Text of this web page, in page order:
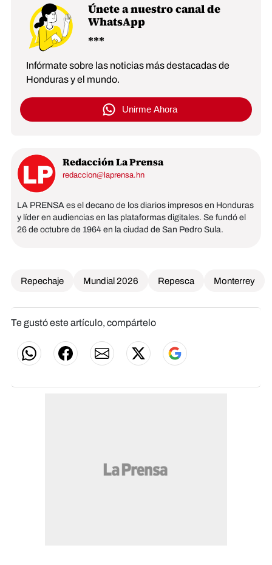
Únete a nuestro canal de
WhatsApp
Infórmate sobre las noticias más destacadas de
Honduras y el mundo.
Unirme Ahora
Redacción La Prensa
redaccion@laprensa.hn
LA PRENSA es el decano de los diarios impresos en Honduras
y líder en audiencias en las plataformas digitales. Se fundó el
26 de octubre de 1964 en la ciudad de San Pedro Sula.
Repechaje Mundial 2026 Repesca Monterrey
Te gustó este artículo, compártelo